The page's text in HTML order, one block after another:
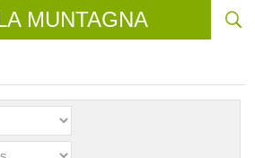
MUNTAGNA